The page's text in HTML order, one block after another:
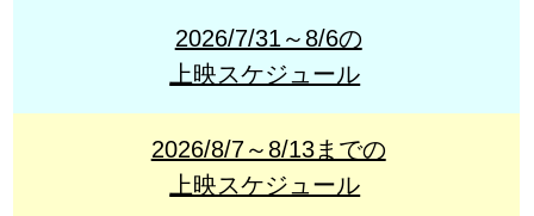
2026/7/31～8/6の
上映スケジュール
2026/8/7～8/13までの
上映スケジュール